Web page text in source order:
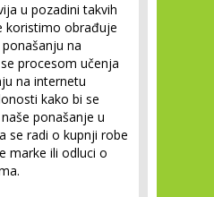
u pozadini takvih
koristimo obrađuje
na
procesom učenja
na internetu
kako bi se
ponašanje u
se radi o kupnji robe
marke ili odluci o